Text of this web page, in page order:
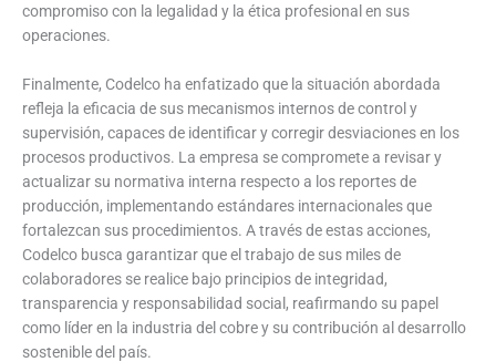
compromiso con la legalidad y la ética profesional en sus
operaciones.
Finalmente, Codelco ha enfatizado que la situación abordada
refleja la eficacia de sus mecanismos internos de control y
supervisión, capaces de identificar y corregir desviaciones en los
procesos productivos. La empresa se compromete a revisar y
actualizar su normativa interna respecto a los reportes de
producción, implementando estándares internacionales que
fortalezcan sus procedimientos. A través de estas acciones,
Codelco busca garantizar que el trabajo de sus miles de
colaboradores se realice bajo principios de integridad,
transparencia y responsabilidad social, reafirmando su papel
como líder en la industria del cobre y su contribución al desarrollo
sostenible del país.